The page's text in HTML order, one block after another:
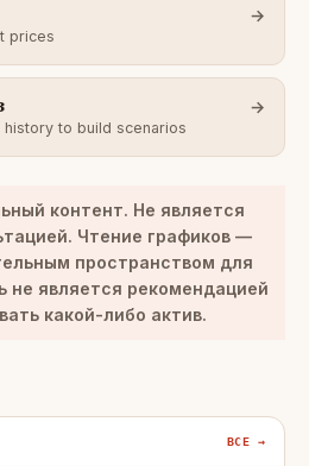
prices
to build scenarios
контент. Не является
Чтение графиков —
пространством для
не является рекомендацией
какой-либо актив.
ВСЕ →